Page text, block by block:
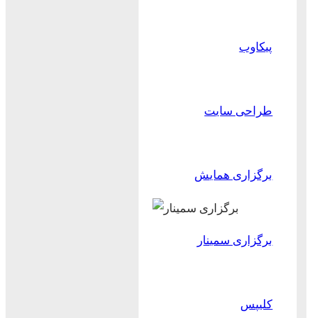
پیکاوب
طراحی سایت
برگزاری همایش
برگزاری سمینار
کلیپس